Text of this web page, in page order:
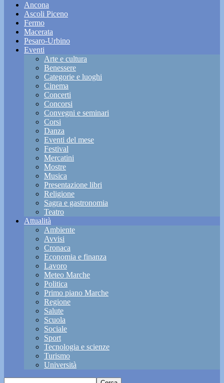
Ancona
Ascoli Piceno
Fermo
Macerata
Pesaro-Urbino
Eventi
Arte e cultura
Benessere
Categorie e luoghi
Cinema
Concerti
Concorsi
Convegni e seminari
Corsi
Danza
Eventi del mese
Festival
Mercatini
Mostre
Musica
Presentazione libri
Religione
Sagra e gastronomia
Teatro
Attualità
Ambiente
Avvisi
Cronaca
Economia e finanza
Lavoro
Meteo Marche
Politica
Primo piano Marche
Regione
Salute
Scuola
Sociale
Sport
Tecnologia e scienze
Turismo
Università